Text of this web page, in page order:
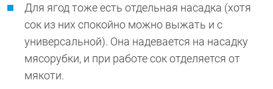
Для ягод тоже есть отдельная насадка (хотя
сок из них спокойно можно выжать и с
универсальной). Она надевается на насадку
мясорубки, и при работе сок отделяется от
мякоти.